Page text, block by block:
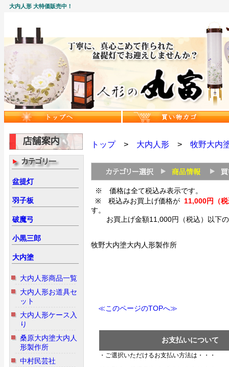
大内人形 大特価販売中！
盆提灯
羽子板
破魔弓
小黒三郎
大内塗
大内人形商品一覧
大内人形お道具セ
ット
大内人形ケース入
り
桑原大内塗大内人
形製作所
中村民芸社
トップ> 大内人形> 牧野大内
※ 価格は全て税込み表示です。
※ 税込みお買上げ価格が 11,000円（
す。
お買上げ金額11,000円（税込）以下
牧野大内塗大内人形製作所
≪このページのTOPへ≫
お支払いについて
・ご選択いただけるお支払い方法は・・・